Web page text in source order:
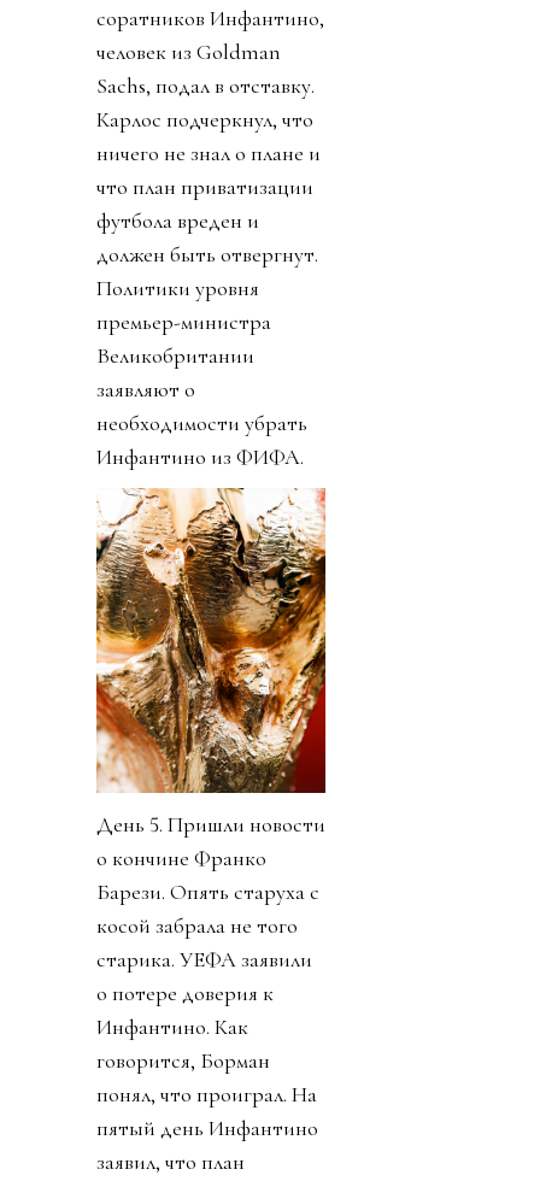
соратников Инфантино,
человек из Goldman
Sachs, подал в отставку.
Карлос подчеркнул, что
ничего не знал о плане и
что план приватизации
футбола вреден и
должен быть отвергнут.
Политики уровня
премьер-министра
Великобритании
заявляют о
необходимости убрать
Инфантино из ФИФА.
День 5. Пришли новости
о кончине Франко
Барези. Опять старуха с
косой забрала не того
старика. УЕФА заявили
о потере доверия к
Инфантино. Как
говорится, Борман
понял, что проиграл. На
пятый день Инфантино
заявил, что план